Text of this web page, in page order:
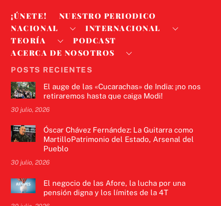
¡ÚNETE!
NUESTRO PERIODICO
NACIONAL
INTERNACIONAL
TEORÍA
PODCAST
ACERCA DE NOSOTROS
POSTS RECIENTES
El auge de las «Cucarachas» de India: ¡no nos
retiraremos hasta que caiga Modi!
30 julio, 2026
Óscar Chávez Fernández: La Guitarra como
MartilloPatrimonio del Estado, Arsenal del
Pueblo
30 julio, 2026
El negocio de las Afore, la lucha por una
pensión digna y los límites de la 4T